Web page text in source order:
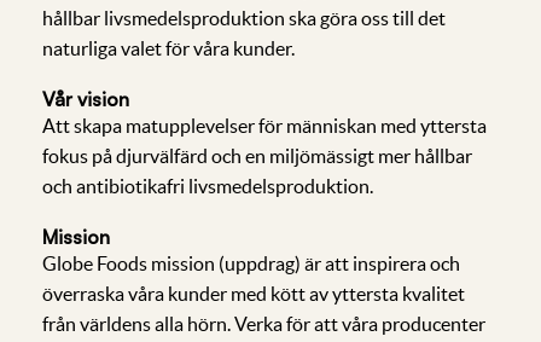
hållbar livsmedelsproduktion ska göra oss till det
naturliga valet för våra kunder.
Vår vision
Att skapa matupplevelser för människan med yttersta
fokus på djurvälfärd och en miljömässigt mer hållbar
och antibiotikafri livsmedelsproduktion.
Mission
Globe Foods mission (uppdrag) är att inspirera och
överraska våra kunder med kött av yttersta kvalitet
från världens alla hörn. Verka för att våra producenter